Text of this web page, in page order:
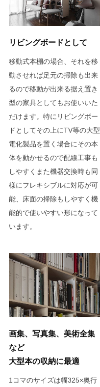
リビングボードとして
移動式本棚の場合、それを移
動させれば足元の掃除も出来
るので移動が出来る据え置き
型の家具としてもお使いいた
だけます。特にリビングボー
ドとしてその上にTV等の大型
電化製品を置く場合にその本
体を動かせるので配線工事も
しやすくまた機器交換時も同
様にフレキシブルに対応が可
能、床面の掃除もしやすく機
能的で使いやすい形になって
います。
画集、写真集、美術全集
など
大型本の収納に最適
1コマのサイズは幅325×奥行